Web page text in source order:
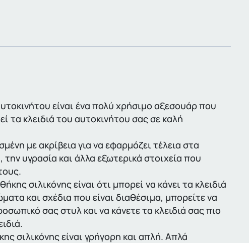
είναι ένα πολύ χρήσιμο αξεσουάρ που
τα κλειδιά του αυτοκινήτου σας σε καλή
με ακρίβεια για να εφαρμόζει τέλεια στα
υγρασία και άλλα εξωτερικά στοιχεία που
σιλικόνης είναι ότι μπορεί να κάνει τα κλειδιά
και σχέδια που είναι διαθέσιμα, μπορείτε να
σας στυλ και να κάνετε τα κλειδιά σας πιο
σιλικόνης είναι γρήγορη και απλή. Απλά